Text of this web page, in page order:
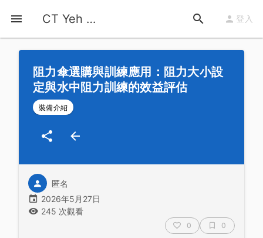
CT Yeh 公路車基地 登入
首頁 運動知識
阻力傘選購與訓練應用：阻力大小設
定與水中阻力訓練的效益評估
裝備介紹
匿名
2026年5月27日
245 次觀看
0 0